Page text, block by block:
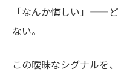
「なんか悔しい」——
ない。
この曖昧なシグナルを